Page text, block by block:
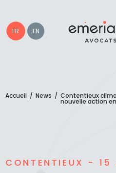
FR EN
Accueil / News / Contentieux
nouvelle action
CONTENTIEUX - 15